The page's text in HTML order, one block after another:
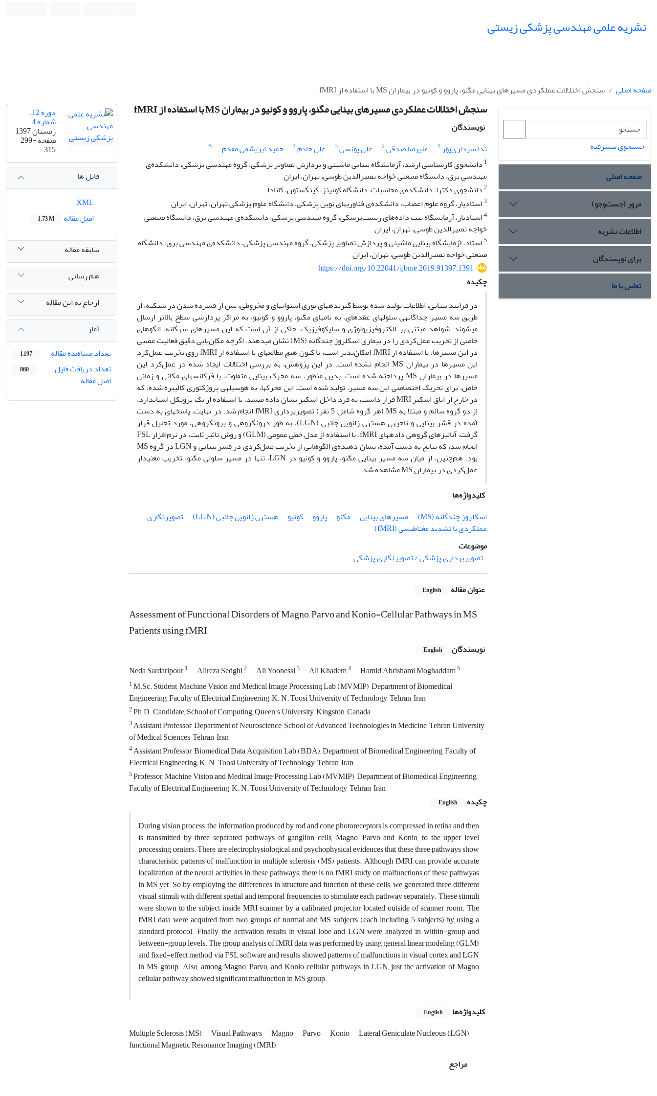
نشریه علمی مهندسی پزشکی زیستی
صفحه اصلی سنجش اختلالات عملکردی مسیرهای بینایی مگنو، پاروو و کونیو در بیماران MS با استفاده از fMRI
سنجش اختلالات عملکردی مسیرهای بینایی مگنو، پاروو و کونیو در بیماران MS با استفاده از fMRI
نویسندگان
ندا سرداری‌پور1 علیرضا صدقی2 علی یونسی3 علی خادم4 حمید ابریشمی مقدم
5
1 دانشجوی کارشناسی ارشد، آزمایشگاه بینایی ماشینی و پردازش تصاویر پزشکی، گروه مهندسی پزشکی، دانشکده‌ی
مهندسی برق، دانشگاه صنعتی خواجه نصیرالدین طوسی، تهران، ایران
2دانشجوی دکترا، دانشکده‌ی محاسبات، دانشگاه کوئینز، کینگستون، کانادا
3استادیار، گروه علوم اعصاب، دانشکده‌ی فناوریهای نوین پزشکی، دانشگاه علوم پزشکی تهران، تهران، ایران
4استادیار، آزمایشگاه ثبت داده‌های زیست‌پزشکی، گروه مهندسی پزشکی، دانشکده‌ی مهندسی برق، دانشگاه صنعتی
خواجه نصیرالدین طوسی، تهران، ایران
5استاد، آزمایشگاه بینایی ماشینی و پردازش تصاویر پزشکی، گروه مهندسی پزشکی، دانشکده‌ی مهندسی برق، دانشگاه
صنعتی خواجه نصیرالدین طوسی، تهران، ایران
https://doi.org/10.22041/ijbme.2019.91397.1391
چکیده
در فرایند بینایی، اطلاعات تولید شده توسط گیرندههای نوری استوانهای و مخروطی، پس از فشرده شدن در شبکیه، از
طریق سه مسیر جداگانهی سلولهای عقدهای، به نامهای مگنو، پاروو و کونیو، به مراکز پردازشی سطح بالاتر ارسال
میشوند. شواهد مبتنی بر الکتروفیزیولوژی و سایکوفیزیک، حاکی از آن است که این مسیرهای سهگانه، الگوهای
خاصی از تخریب عملکردی را در بیماری اسکلروز چندگانه (MS) نشان می
دهند. اگرچه مکان‌یابی دقیق فعالیت عصبی
در این مسیرها، با استفاده از fMRI امکان‌پذیر است، تا کنون هیچ مطالعه
ای با استفاده از fMRI روی تخریب عمل
کرد
این مسیرها در بیماران MS انجام نشده است. در این پژوهش، به بررسی اختلالات ایجاد شده در عمل‌کرد این
مسیرها در بیماران MS پرداخته شده است. بدین منظور، سه محرک بینایی متفاوت، با فرکانس
های مکانی و زمانی
خاص، برای تحریک اختصاصی این سه مسیر، تولید شده است. این محرکها، به هوسیلهی پروژکتوری کالیبره شده، که
در خارج از اتاق اسکنر MRI قرار داشت، به فرد داخل اسکنر نشان داده می
شد. با استفاده از یک پروتکل استاندارد،
از دو گروه سالم و مبتلا به MS (هر گروه شامل 5 نفر) تصویربرداری fMRI انجام شد. در نهایت، پاسخ
های به دست
آمده در قشر بینایی و ناحیهی هستهی زانویی جانبی (LGN)، به طور درون گروهی و برونگروهی، مورد تحلیل قرار
گرفت. آنالیز­های گروهی داده­های fMRI، با استفاده از مدل خطی عمومی (GLM) و روش تاثیر ثابت، در نرم‌افزار FSL
انجام شد، که نتایج به دست آمده، نشان دهنده‌ی الگوهایی از تخریب عمل‌کردی در قشر بینایی و LGN در گروه MS
بود. هم‌چنین، از میان سه مسیر بینایی مگنو، پاروو و کونیو در LGN، تنها در مسیر سلولی مگنو، تخریب معنی
دار
عملکردی در بیماران MS مشاهده شد.
کلیدواژه‌ها
اسکلروز چندگانه (MS)
مسیرهای بینایی مگنو پاروو کونیو هستهی زانویی جانبی (LGN)
تصویرنگاری
عملکردی با تشدید مغناطیسی (fMRI)
موضوعات
تصویربرداری پزشکی / تصویرنگاری پزشکی
عنوان مقاله English
Assessment of Functional Disorders of Magno, Parvo and Konio-Cellular Pathways in MS
Patients using fMRI
نویسندگان English
Neda Sardaripour1 Alireza Sedghi2 Ali Yoonessi3 Ali Khadem4 Hamid Abrishami Moghaddam5
1M.Sc. Student, Machine Vision and Medical Image Processing Lab (MVMIP), Department of Biomedical
Engineering, Faculty of Electrical Engineering, K. N. Toosi University of Technology, Tehran, Iran
2Ph.D. Candidate, School of Computing, Queen's University, Kingston, Canada
3Assistant Professor, Department of Neuroscience, School of Advanced Technologies in Medicine, Tehran University
of Medical Sciences, Tehran, Iran
4Assistant Professor, Biomedical Data Acquisition Lab (BDA), Department of Biomedical Engineering, Faculty of
Electrical Engineering, K. N. Toosi University of Technology, Tehran, Iran
5Professor, Machine Vision and Medical Image Processing Lab (MVMIP), Department of Biomedical Engineering,
Faculty of Electrical Engineering, K. N. Toosi University of Technology, Tehran, Iran
چکیده
English
During vision process, the information produced by rod and cone photoreceptors is compressed in retina and then
is transmitted by three separated pathways of ganglion cells, Magno, Parvo and Konio, to the upper level
processing centers. There are electrophysiological and psychophysical evidences that these three pathways show
characteristic patterns of malfunction in multiple sclerosis (MS) patients. Although fMRI can provide accurate
localization of the neural activities in these pathways, there is no fMRI study on malfunctions of these pathwyas
in MS yet. So by employing the differences in structure and function of these cells, we generated three different
visual stimuli with different spatial and temporal frequencies to stimulate each pathway separately. These stimuli
were shown to the subject inside MRI scanner by a calibrated projector located outside of scanner room. The
fMRI data were acquired from two groups of normal and MS subjects (each including 5 subjects) by using a
standard protocol. Finally, the activation results in visual lobe and LGN were analyzed in within-group and
between-group levels. The group analysis of fMRI data was performed by using general linear modeling (GLM)
and fixed-effect method via FSL software and results showed patterns of malfunctions in visual cortex and LGN
in MS group. Also, among Magno, Parvo, and Konio cellular pathways in LGN, just the activation of Magno
cellular pathway showed significant malfunction in MS group.
کلیدواژه‌ها English
Multiple Sclerosis (MS) Visual Pathways Magno Parvo Konio
Lateral Geniculate Nucleous (LGN)
functional Magnetic Resonance Imaging (fMRI)
مراجع
دوره 12،
شماره 4
زمستان 1397
صفحه299-
315
فایل ها
اصل مقاله
1.73 M
سابقه مقاله
هم رسانی
ارجاع به این مقاله
آمار
تعداد مشاهده مقاله
1,197
تعداد دریافت فایل
اصل مقاله
860
جستجوی پیشرفته
صفحه اصلی
مرور (جست‌وجو)
اطلاعات نشریه
برای نویسندگان
تماس با ما